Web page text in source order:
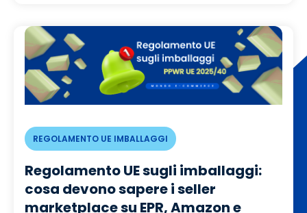
REGOLAMENTO UE IMBALLAGGI
Regolamento UE sugli imballaggi:
cosa devono sapere i seller
marketplace su EPR, Amazon e